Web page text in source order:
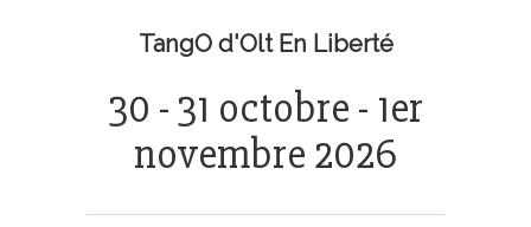
TangO d'Olt En Liberté
30 - 31 octobre - 1er
novembre 2026